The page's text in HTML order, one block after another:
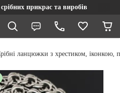
прикрас та виробів
ланцюжки з хрестиком, іконкою,